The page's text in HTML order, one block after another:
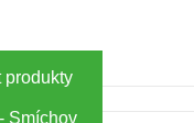
ceny
produkty
Smíchov